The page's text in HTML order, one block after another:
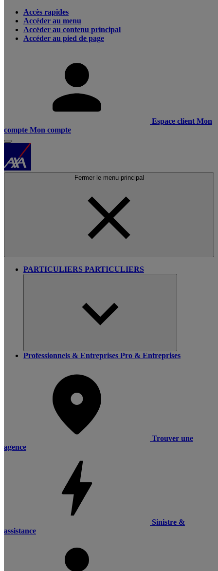
Accès rapides
Accéder au menu
Accéder au contenu principal
Accéder au pied de page
Espace client Mon
compte Mon compte
Fermer le menu principal
PARTICULIERS PARTICULIERS
Professionnels & Entreprises Pro & Entreprises
Trouver une
agence
Sinistre &
assistance